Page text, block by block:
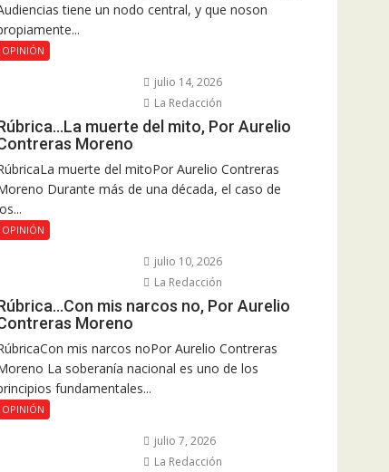
tiene un nodo central, y que noson
OPINIÓN
julio 14, 2026
La Redacción
muerte del mito, Por Aurelio
Moreno
muerte del mitoPor Aurelio Contreras
Durante más de una década, el caso de
OPINIÓN
julio 10, 2026
La Redacción
mis narcos no, Por Aurelio
Moreno
mis narcos noPor Aurelio Contreras
La soberanía nacional es uno de los
fundamentales...
OPINIÓN
julio 7, 2026
La Redacción